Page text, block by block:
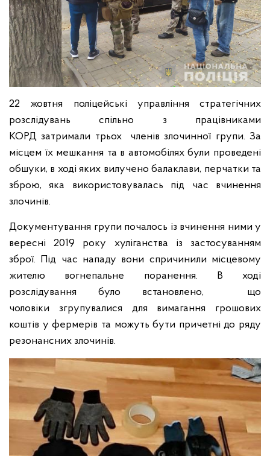
22 жовтня поліцейські управління стратегічних
розслідувань спільно з працівниками
КОРД затримали трьох членів злочинної групи. За
місцем їх мешкання та в автомобілях були проведені
обшуки, в ході яких вилучено балаклави, перчатки та
зброю, яка використовувалась під час вчинення
злочинів.
Документування групи почалось із вчинення ними у
вересні 2019 року хуліганства із застосуванням
зброї. Під час нападу вони спричинили місцевому
жителю вогнепальне поранення. В ході
розслідування було встановлено, що
чоловіки згрупувалися для вимагання грошових
коштів у фермерів та можуть бути причетні до ряду
резонансних злочинів.